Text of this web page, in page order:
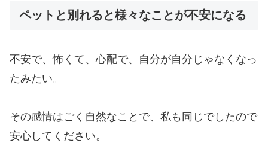
ペットと別れると様々なことが不安になる
不安で、怖くて、心配で、自分が自分じゃなくなっ
たみたい。
その感情はごく自然なことで、私も同じでしたので
安心してください。